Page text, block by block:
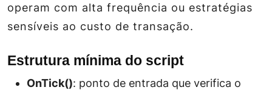
operam com alta frequência ou estratégias
sensíveis ao custo de transação.
Estrutura mínima do script
OnTick(): ponto de entrada que verifica o